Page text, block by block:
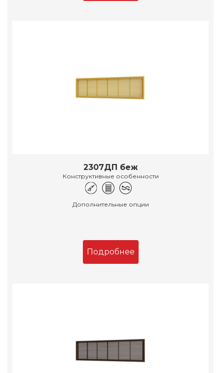
2307ДП беж
Конструктивные особенности
Дополнительные опции
Подробнее